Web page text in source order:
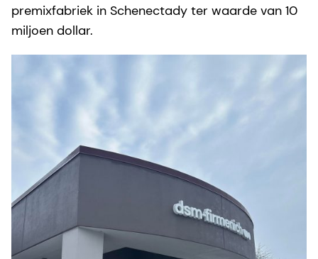
premixfabriek in Schenectady ter waarde van 10
miljoen dollar.